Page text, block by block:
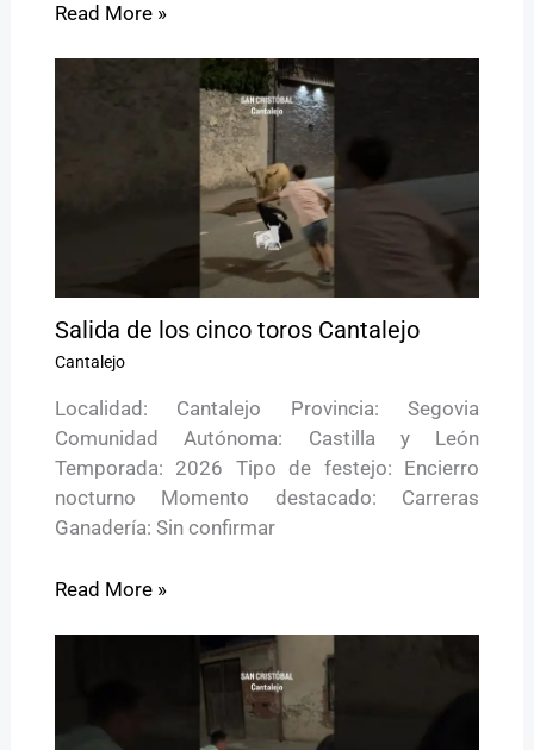
Read More »
Salida de los cinco toros Cantalejo
Cantalejo
Localidad: Cantalejo Provincia: Segovia
Comunidad Autónoma: Castilla y León
Temporada: 2026 Tipo de festejo: Encierro
nocturno Momento destacado: Carreras
Ganadería: Sin confirmar
Read More »